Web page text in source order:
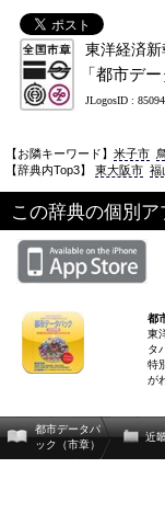
東洋経済
「都市デ
JLogosID :
【お隣キーワード】 米子市
【辞典内Top3】 東大阪市 福
この辞典の個別ア
都
東
タ
特
が
都市データパ
ック（市章）
近